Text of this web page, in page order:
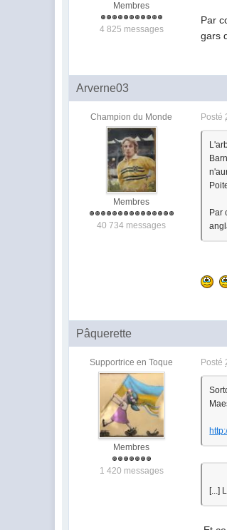
Membres
4 825 messages
Par
gars
Arverne03
Champion du Monde
Membres
40 734 messages
Posté
Par
Pâquerette
Supportrice en Toque
Membres
1 420 messages
Posté
[...]